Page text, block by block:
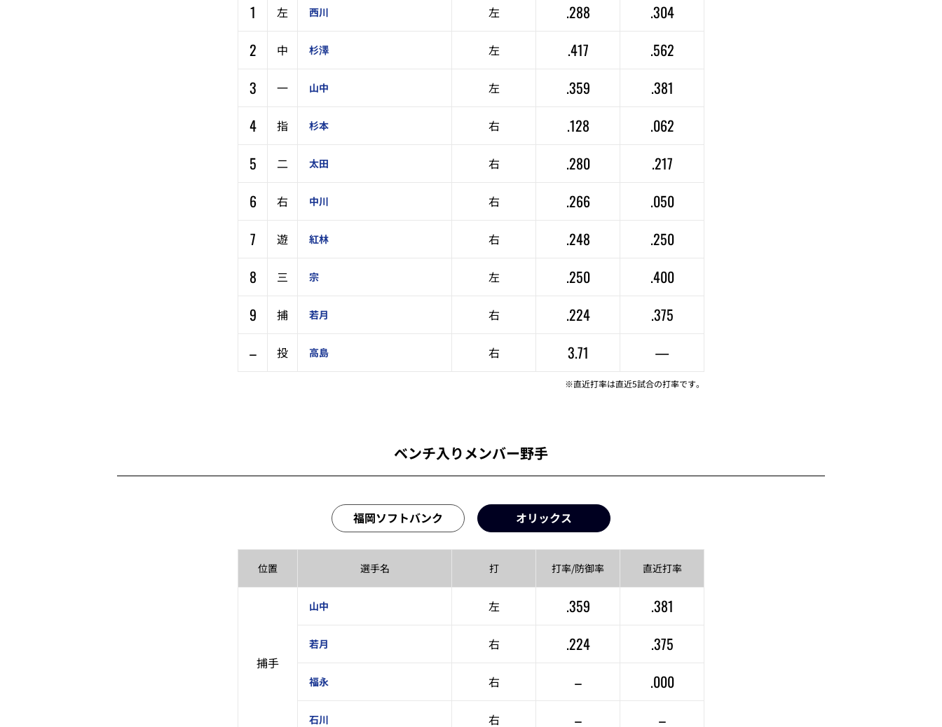
1 左 西川 左 .288
.304
2
中 杉澤 左 .417
.562
3
一 山中 左 .359
.381
4
指 杉本 右 .128
.062
5
二 太田 右 .280
.217
6
右 中川 右 .266
.050
7
遊 紅林 右 .248
.250
8
三 宗 左 .250
.400
9
捕 若月 右 .224
.375
–
投 高島 右 3.71 —
※直近打率は直近5試合の打率です。
ベンチ入りメンバー野手
福岡ソフトバンク オリックス
位置 選手名 打 打率/防御率 直近打率
捕手
山中 左 .359 .381
若月 右 .224 .375
福永 右 – .000
石川 右 – –